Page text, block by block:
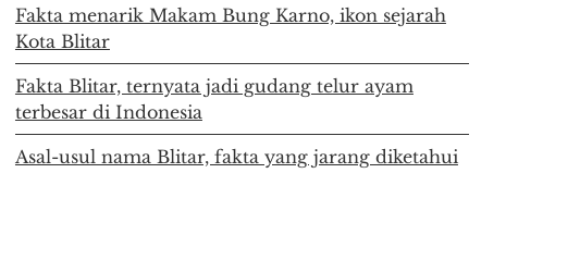
Fakta menarik Makam Bung Karno, ikon sejarah
Kota Blitar
Fakta Blitar, ternyata jadi gudang telur ayam
terbesar di Indonesia
Asal-usul nama Blitar, fakta yang jarang diketahui